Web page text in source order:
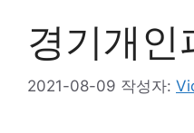
경기개인
2021-08-09 작성자: